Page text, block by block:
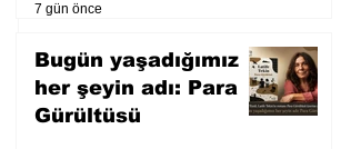
7 gün önce
Bugün yaşadığımız
her şeyin adı: Para
Gürültüsü